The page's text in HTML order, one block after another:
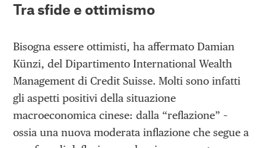
Tra sfide e ottimismo
Bisogna essere ottimisti, ha affermato Damian
Künzi, del Dipartimento International Wealth
Management di Credit Suisse. Molti sono infatti
gli aspetti positivi della situazione
macroeconomica cinese: dalla “reflazione” –
ossia una nuova moderata inflazione che segue a